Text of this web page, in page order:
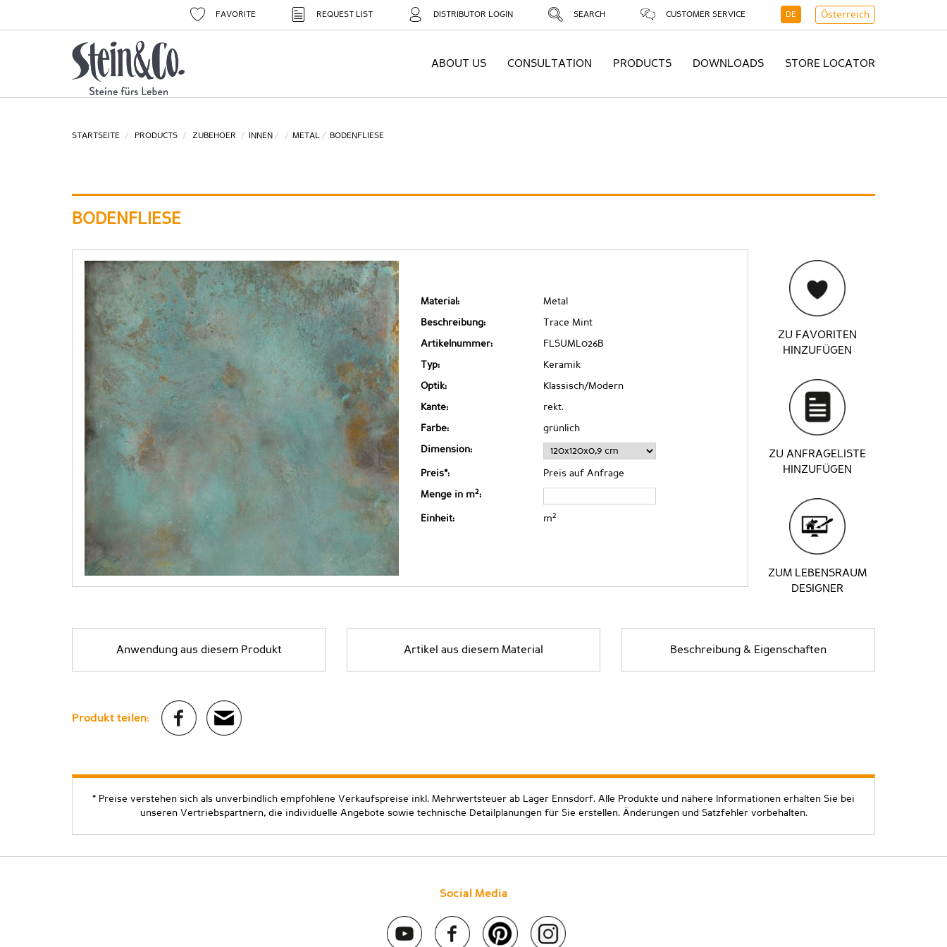
FAVORITE REQUEST LIST DISTRIBUTOR LOGIN SEARCH CUSTOMER SERVICE DE Österreich
ABOUT US CONSULTATION PRODUCTS DOWNLOADS STORE LOCATOR
STARTSEITE PRODUCTS ZUBEHOER INNEN METAL BODENFLIESE
BODENFLIESE
Material: Metal
Beschreibung: Trace Mint
Artikelnummer: FLSUML026B
Typ: Keramik
Optik: Klassisch/Modern
Kante: rekt.
Farbe: grünlich
Dimension:
Preis*: Preis auf Anfrage
Menge in m2:
Einheit: m2
ZU FAVORITEN
HINZUFÜGEN
ZU ANFRAGELISTE
HINZUFÜGEN
ZUM LEBENSRAUM
DESIGNER
Anwendung aus diesem Produkt Artikel aus diesem Material Beschreibung & Eigenschaften
Produkt teilen:
* Preise verstehen sich als unverbindlich empfohlene Verkaufspreise inkl. Mehrwertsteuer ab Lager Ennsdorf. Alle Produkte und nähere Informationen erhalten Sie bei
unseren Vertriebspartnern, die individuelle Angebote sowie technische Detailplanungen für Sie erstellen. Änderungen und Satzfehler vorbehalten.
Social Media